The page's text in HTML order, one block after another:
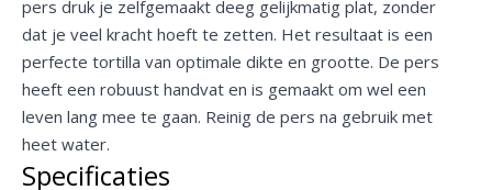
pers druk je zelfgemaakt deeg gelijkmatig plat, zonder
dat je veel kracht hoeft te zetten. Het resultaat is een
perfecte tortilla van optimale dikte en grootte. De pers
heeft een robuust handvat en is gemaakt om wel een
leven lang mee te gaan. Reinig de pers na gebruik met
heet water.
Specificaties